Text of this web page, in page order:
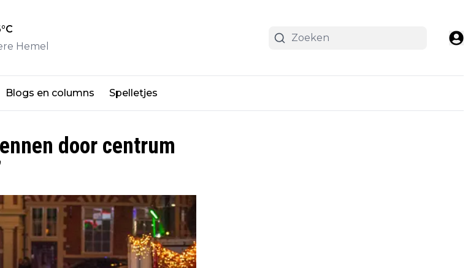
°C
Hemel
Blogs en columns Spelletjes
door centrum